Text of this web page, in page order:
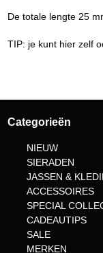
De totale lengte 25
TIP: je kunt hier zelf
Categorieën
NIEUW
SIERADEN
JASSEN &
ACCESSOIRES
SPECIAL
CADEAUTIPS
SALE
MERKEN